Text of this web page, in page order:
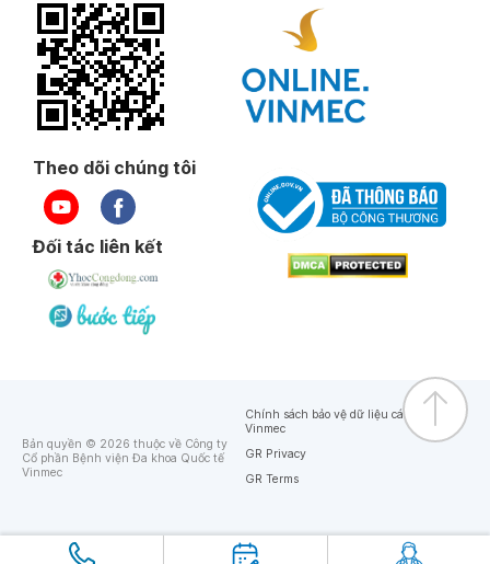
Theo dõi chúng tôi
Đối tác liên kết
Bản quyền © 2026 thuộc về Công ty
Cổ phần Bệnh viện Đa khoa Quốc tế
Vinmec
Chính sách bảo vệ dữ liệu cá nhân của
Vinmec
GR Privacy
GR Terms